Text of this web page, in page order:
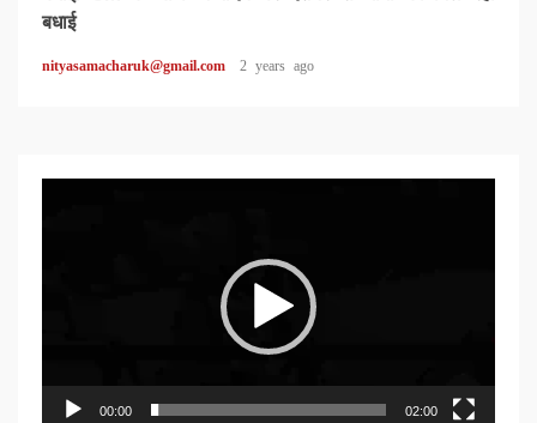
बधाई
nityasamacharuk@gmail.com 2 years ago
00:00 02:00